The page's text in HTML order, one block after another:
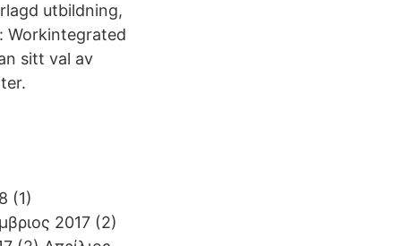
utbildning,
Workintegrated
sitt val av
(1)
2017 (2)